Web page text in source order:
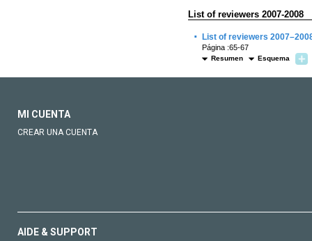
List of reviewers 2007-2008
· List of reviewers
Página :65-67
Resumen Esquema
MI CUENTA
CREAR UNA CUENTA
AIDE & SUPPORT